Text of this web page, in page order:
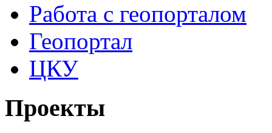
Работа с геопорталом
Геопортал
ЦКУ
Проекты